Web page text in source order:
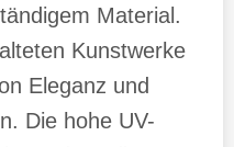
Material.
Kunstwerke
Eleganz und
Die hohe UV-